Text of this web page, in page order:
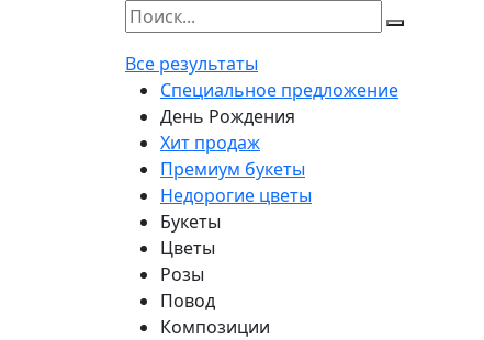
Все результаты
Специальное предложение
День Рождения
Хит продаж
Премиум букеты
Недорогие цветы
Букеты
Цветы
Розы
Повод
Композиции